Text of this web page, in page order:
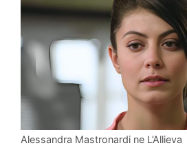
Alessandra Mastronardi ne L’Allieva